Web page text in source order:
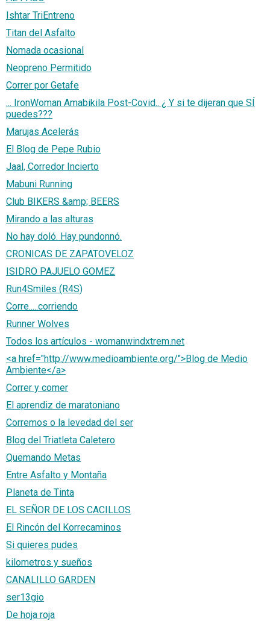
Ishtar TriEntreno
Titan del Asfalto
Nomada ocasional
Neopreno Permitido
Correr por Getafe
... IronWoman Amabikila Post-Covid.. ¿ Y si te dijeran que SÍ
puedes???
Marujas Acelerás
El Blog de Pepe Rubio
Jaal, Corredor Incierto
Mabuni Running
Club BIKERS &amp; BEERS
Mirando a las alturas
No hay doló. Hay pundonnó.
CRONICAS DE ZAPATOVELOZ
ISIDRO PAJUELO GOMEZ
Run4Smiles (R4S)
Corre.....corriendo
Runner Wolves
Todos los artículos - womanwindxtrem.net
<a href="http://www.medioambiente.org/">Blog de Medio
Ambiente</a>
Correr y comer
El aprendiz de maratoniano
Corremos o la levedad del ser
Blog del Triatleta Caletero
Quemando Metas
Entre Asfalto y Montaña
Planeta de Tinta
EL SEÑOR DE LOS CACILLOS
El Rincón del Korrecaminos
Si quieres pudes
kilometros y sueños
CANALILLO GARDEN
ser13gio
De hoja roja